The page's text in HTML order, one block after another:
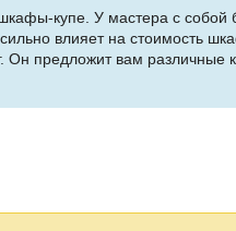
купе. У мастера с собой
влияет на стоимость
Он предложит вам различные